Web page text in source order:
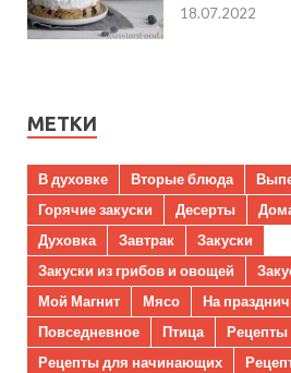
18.07.2022
МЕТКИ
В духовке Вторые блюда
Горячие закуски
Десерты
Духовка
Завтрак
Закуски
Закуски из грибов и овощей
Мой Магнит
Мясо На
Повседневное
Птица
Рецепты
Рецепты для начинающих